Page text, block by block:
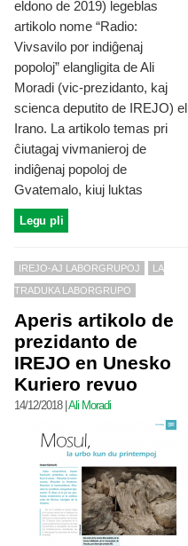
eldono de 2019) legeblas
artikolo nome “Radio:
Vivsavilo por indiĝenaj
popoloj” elangligita de Ali
Moradi (vic-prezidanto, kaj
scienca deputito de IREJO) el
Irano. La artikolo temas pri
ĉiutagaj vivmanieroj de
indiĝenaj popoloj de
Gvatemalo, kiuj luktas
Legu pli
IREJO-AJ LABORGRUPOJ LA
TRADUKA LABORGRUPO
Aperis artikolo de
prezidanto de
IREJO en Unesko
Kuriero revuo
14/12/2018|Ali Moradi